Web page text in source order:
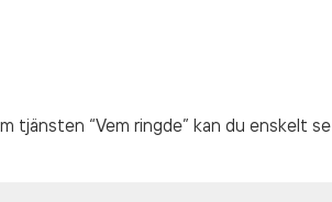
“Vem ringde” kan du enskelt